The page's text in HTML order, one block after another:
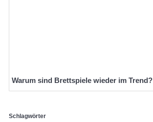
Warum sind Brettspiele wieder im Trend?
Schlagwörter